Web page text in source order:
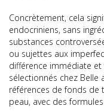
Concrètement, cela
endocriniens, sans
substances
ou sujettes aux
différence immédiate et
sélectionnés chez
références de fonds
peau, avec des